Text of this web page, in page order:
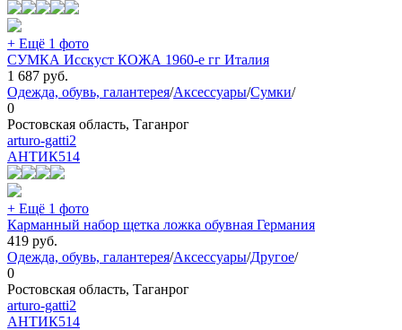
+ Ещё 1 фото
СУМКА Исскуст КОЖА 1960-е гг Италия
1 687 руб.
Одежда, обувь, галантерея/Аксессуары/Сумки/
0
Ростовская область, Таганрог
arturo-gatti2
АНТИК514
+ Ещё 1 фото
Карманный набор щетка ложка обувная Германия
419 руб.
Одежда, обувь, галантерея/Аксессуары/Другое/
0
Ростовская область, Таганрог
arturo-gatti2
АНТИК514